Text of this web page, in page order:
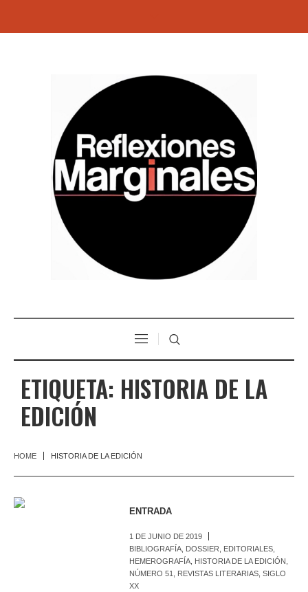
ETIQUETA: HISTORIA DE LA
EDICIÓN
HOME HISTORIA DE LA EDICIÓN
ENTRADA
1 DE JUNIO DE 2019
BIBLIOGRAFÍA DOSSIER EDITORIALES
HEMEROGRAFÍA HISTORIA DE LA EDICIÓN
NÚMERO 51
REVISTAS LITERARIAS ,SIGLO
XX